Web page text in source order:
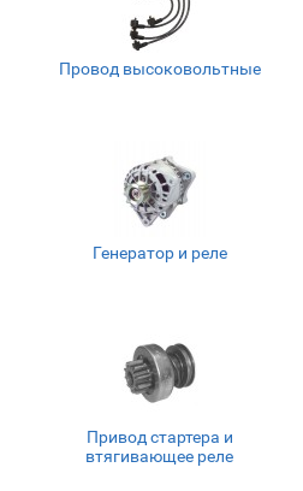
Провод высоковольтные
Генератор и реле
Привод стартера и
втягивающее реле